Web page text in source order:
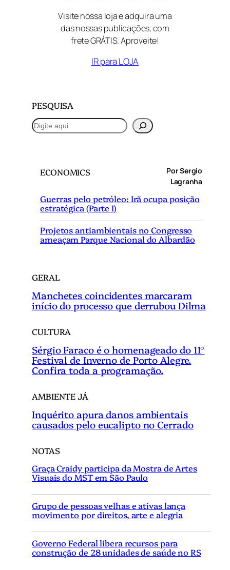
Visite nossa loja e adquira uma
das nossas publicações, com
frete GRÁTIS. Aproveite!
IR para LOJA
PESQUISA
P
e
ECONOMICS
Por Sergio
Lagranha
Guerras pelo petróleo: Irã ocupa posição
estratégica (Parte I)
Projetos antiambientais no Congresso
ameaçam Parque Nacional do Albardão
GERAL
Manchetes coincidentes marcaram
início do processo que derrubou Dilma
CULTURA
Sérgio Faraco é o homenageado do 11°
Festival de Inverno de Porto Alegre.
Confira toda a programação.
AMBIENTE JÁ
Inquérito apura danos ambientais
causados pelo eucalipto no Cerrado
NOTAS
Graça Craidy participa da Mostra de Artes
Visuais do MST em São Paulo
Grupo de pessoas velhas e ativas lança
movimento por direitos, arte e alegria
Governo Federal libera recursos para
construção de 28 unidades de saúde no RS